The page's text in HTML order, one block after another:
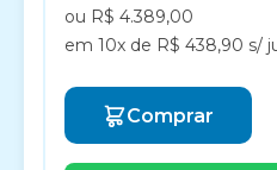
ou R$ 4.389,00
em 10x de R$ 438,90 s/
Comprar